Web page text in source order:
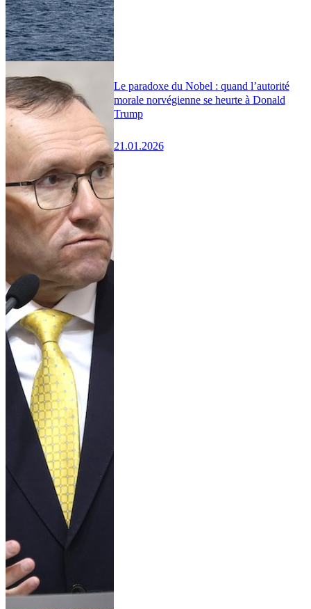
Le paradoxe du Nobel : quand l’autorité
morale norvégienne se heurte à Donald
Trump
21.01.2026